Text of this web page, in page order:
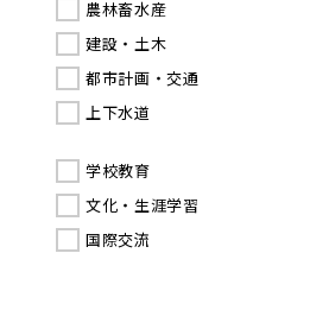
農林畜水産
建設・土木
都市計画・交通
上下水道
学校教育
文化・生涯学習
国際交流